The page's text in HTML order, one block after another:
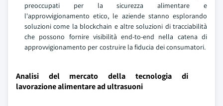
preoccupati per la sicurezza alimentare e
l'approvvigionamento etico, le aziende stanno esplorando
soluzioni come la blockchain e altre soluzioni di tracciabilità
che possono fornire visibilità end-to-end nella catena di
approvvigionamento per costruire la fiducia dei consumatori.
Analisi del mercato della tecnologia di
lavorazione alimentare ad ultrasuoni